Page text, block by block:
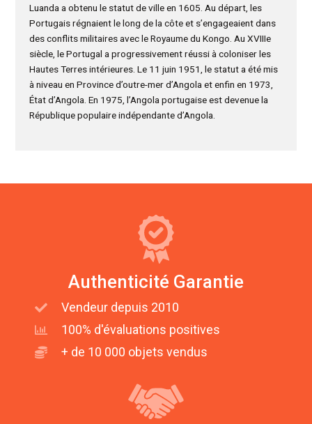
Luanda a obtenu le statut de ville en 1605. Au départ, les
Portugais régnaient le long de la côte et s’engageaient dans
des conflits militaires avec le Royaume du Kongo. Au XVIIIe
siècle, le Portugal a progressivement réussi à coloniser les
Hautes Terres intérieures. Le 11 juin 1951, le statut a été mis
à niveau en Province d’outre-mer d’Angola et enfin en 1973,
État d’Angola. En 1975, l’Angola portugaise est devenue la
République populaire indépendante d’Angola.
Authenticité Garantie
Vendeur depuis 2010
100% d'évaluations positives
+ de 10 000 objets vendus